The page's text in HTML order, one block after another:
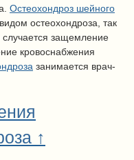
Остеохондроз шейного
остеохондроза, так
защемление
кровоснабжения
занимается врач-
↑